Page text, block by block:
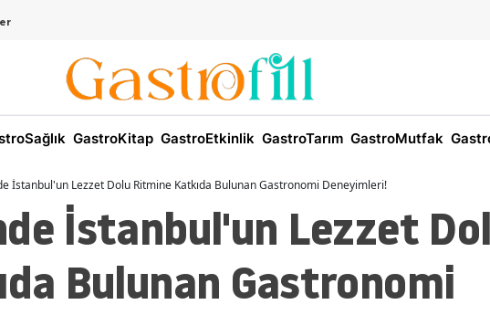
GastroKitap GastroEtkinlik GastroTarım GastroMutfak
İstanbul'un Lezzet Dolu Ritmine Katkıda Bulunan Gastronomi Deneyimleri!
İstanbul'un Lezzet
Bulunan Gastronomi